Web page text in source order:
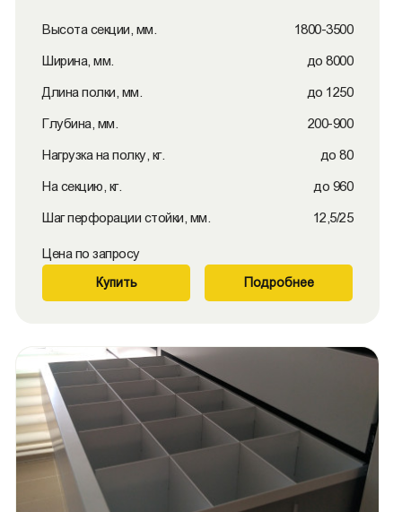
Высота секции, мм. 1800-3500
Ширина, мм. до 8000
Длина полки, мм. до 1250
Глубина, мм. 200-900
Нагрузка на полку, кг. до 80
На секцию, кг. до 960
Шаг перфорации стойки, мм. 12,5/25
Цена по запросу
Купить Подробнее